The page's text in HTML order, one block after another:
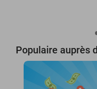
Populaire auprès